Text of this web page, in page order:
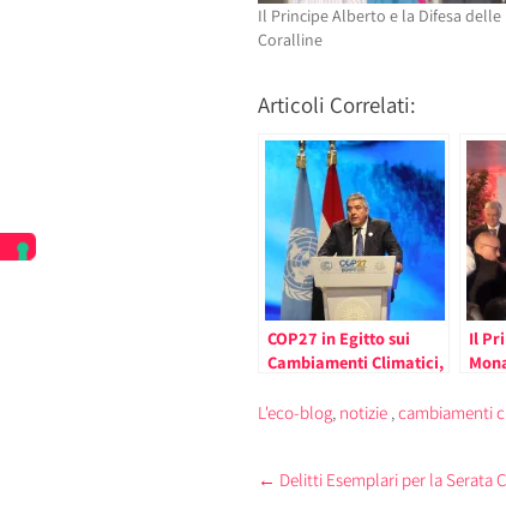
Il Principe Alberto e la Difesa delle
Coralline
Articoli Correlati:
COP27 in Egitto sui
Cambiamenti Climatici,
Conferma l’Impegno del
Il
L'eco-blog, notizie , cambiamenti
Post
navigation
← Delitti Esemplari per la Serata